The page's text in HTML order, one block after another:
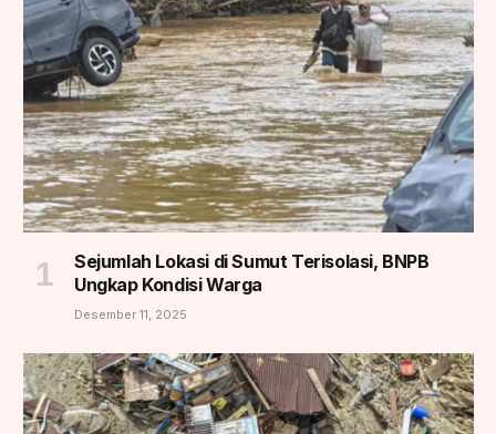
Sejumlah Lokasi di Sumut Terisolasi, BNPB
Ungkap Kondisi Warga
Desember 11, 2025